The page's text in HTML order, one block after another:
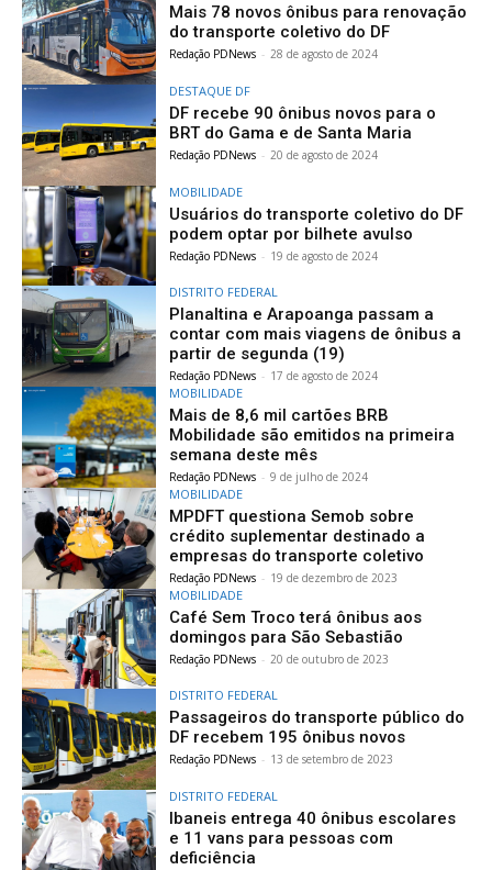
Mais 78 novos ônibus para renovação
do transporte coletivo do DF
Redação PDNews - 28 de agosto de 2024
DESTAQUE DF
DF recebe 90 ônibus novos para o
BRT do Gama e de Santa Maria
Redação PDNews - 20 de agosto de 2024
MOBILIDADE
Usuários do transporte coletivo do DF
podem optar por bilhete avulso
Redação PDNews - 19 de agosto de 2024
DISTRITO FEDERAL
Planaltina e Arapoanga passam a
contar com mais viagens de ônibus a
partir de segunda (19)
Redação PDNews - 17 de agosto de 2024
MOBILIDADE
Mais de 8,6 mil cartões BRB
Mobilidade são emitidos na primeira
semana deste mês
Redação PDNews - 9 de julho de 2024
MOBILIDADE
MPDFT questiona Semob sobre
crédito suplementar destinado a
empresas do transporte coletivo
Redação PDNews - 19 de dezembro de 2023
MOBILIDADE
Café Sem Troco terá ônibus aos
domingos para São Sebastião
Redação PDNews - 20 de outubro de 2023
DISTRITO FEDERAL
Passageiros do transporte público do
DF recebem 195 ônibus novos
Redação PDNews - 13 de setembro de 2023
DISTRITO FEDERAL
Ibaneis entrega 40 ônibus escolares
e 11 vans para pessoas com
deficiência